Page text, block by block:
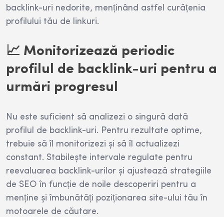
backlink-uri nedorite, menținând astfel curățenia
profilului tău de linkuri.
📈 Monitorizează periodic
profilul de backlink-uri pentru a
urmări progresul
Nu este suficient să analizezi o singură dată
profilul de backlink-uri. Pentru rezultate optime,
trebuie să îl monitorizezi și să îl actualizezi
constant. Stabilește intervale regulate pentru
reevaluarea backlink-urilor și ajustează strategiile
de SEO în funcție de noile descoperiri pentru a
menține și îmbunătăți poziționarea site-ului tău în
motoarele de căutare.